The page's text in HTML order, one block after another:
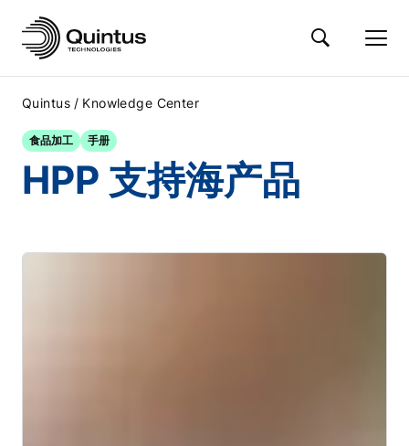
Quintus / Knowledge Center
食品加工 手册
HPP 支持海产品